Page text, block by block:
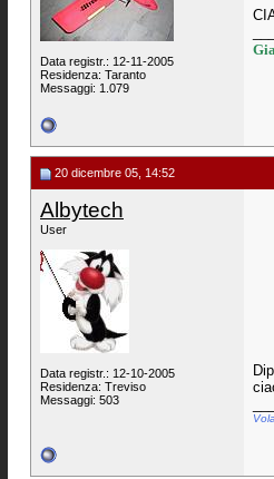
Data registr.: 12-11-2005
Residenza: Taranto
Messaggi: 1.079
20 dicembre 05, 14:52
Albytech
User
Data registr.: 12-10-2005
Residenza: Treviso
Messaggi: 503